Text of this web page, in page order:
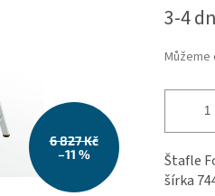
6 827 Kč
–11 %
cena:
3-4
Štafle
šírka